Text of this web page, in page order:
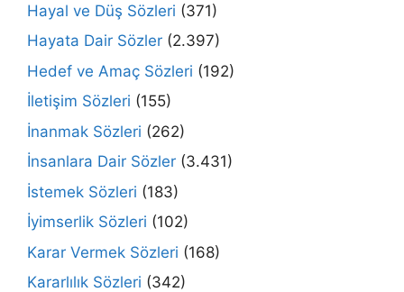
Hayal ve Düş Sözleri (371)
Hayata Dair Sözler (2.397)
Hedef ve Amaç Sözleri (192)
İletişim Sözleri (155)
İnanmak Sözleri (262)
İnsanlara Dair Sözler (3.431)
İstemek Sözleri (183)
İyimserlik Sözleri (102)
Karar Vermek Sözleri (168)
Kararlılık Sözleri (342)